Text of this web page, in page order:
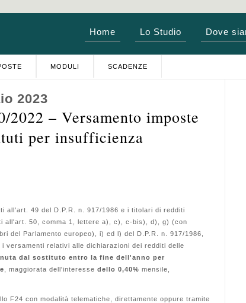
Home Lo Studio Dove
MODULI SCADENZE
2023
– Versamento imposte
per insufficienza
all'art. 49 del D.P.R. n. 917/1986 e i titolari di redditi
all'art. 50, comma 1, lettere a), c), c-bis), d), g) (con
del Parlamento europeo), i) ed l) del D.P.R. n. 917/1986,
versamenti relativi alle dichiarazioni dei redditi delle
dal sostituto entro la fine dell'anno per
, maggiorata dell'interesse dello 0,40% mensile,
F24 con modalità telematiche, direttamente oppure tramite